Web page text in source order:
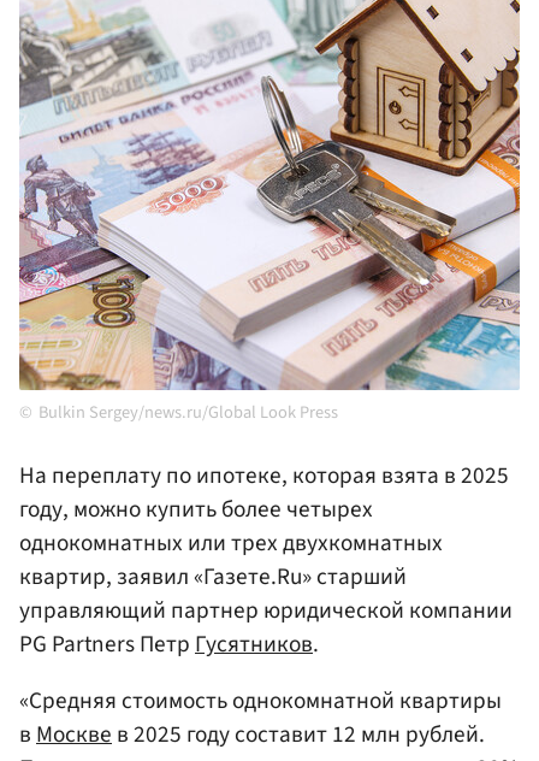
Bulkin Sergey/news.ru/Global Look Press
На переплату по ипотеке, которая взята в 2025
году, можно купить более четырех
однокомнатных или трех двухкомнатных
квартир, заявил «Газете.Ru» старший
управляющий партнер юридической компании
PG Partners ПетрГусятников.
«Средняя стоимость однокомнатной квартиры
вМосквев 2025 году составит 12 млн рублей.